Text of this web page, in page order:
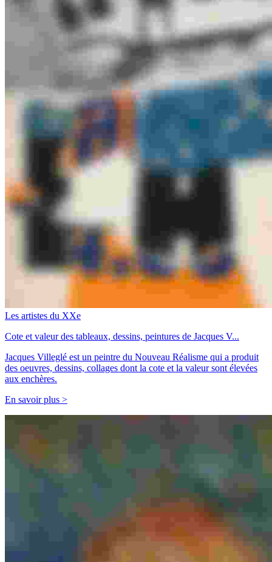
Les artistes du XXe
Cote et valeur des tableaux, dessins, peintures de Jacques V...
Jacques Villeglé est un peintre du Nouveau Réalisme qui a produit
des oeuvres, dessins, collages dont la cote et la valeur sont élevées
aux enchères.
En savoir plus >